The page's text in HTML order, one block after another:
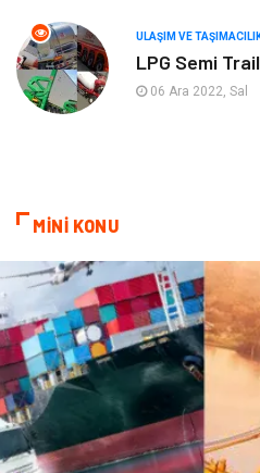
Ambalaj
Pazarlama
Bilişim
Bebek Giyim
çiçek
ULAŞIM VE
LPG Semi
06 Ara 2022, Sal
MİNİ KONU